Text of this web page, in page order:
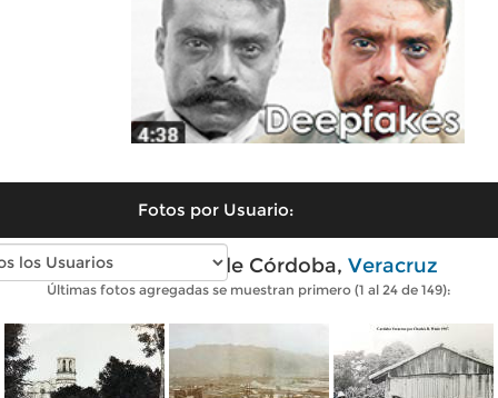
Fotos por Usuario:
Fotos antiguas de Córdoba, Veracruz
Últimas fotos agregadas se muestran primero (1 al 24 de 149):